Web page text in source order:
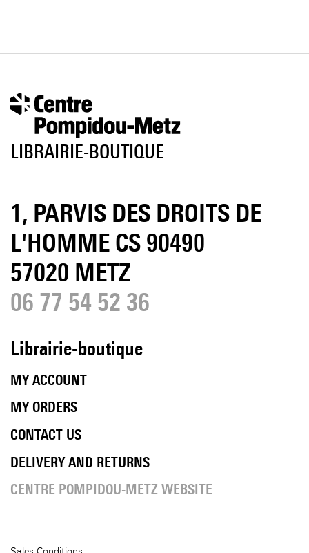
LIBRAIRIE-BOUTIQUE
1, PARVIS DES DROITS DE
L'HOMME CS 90490
57020 METZ
06 77 54 52 36
Librairie-boutique
MY ACCOUNT
MY ORDERS
CONTACT US
DELIVERY AND RETURNS
CENTRE POMPIDOU-METZ WEBSITE